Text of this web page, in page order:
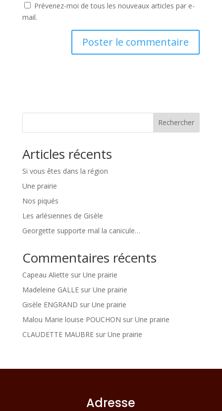
Prévenez-moi de tous les nouveaux articles par e-
mail.
Rechercher
Articles récents
Si vous êtes dans la région
Une prairie
Nos piqués
Les arlésiennes de Gisèle
Georgette supporte mal la canicule…
Commentaires récents
Capeau Aliette sur Une prairie
Madeleine GALLEsur Une prairie
Gisèle ENGRAND sur Une prairie
Malou Marie louise POUCHON sur Une prairie
CLAUDETTE MAUBREsur Une prairie
Adresse